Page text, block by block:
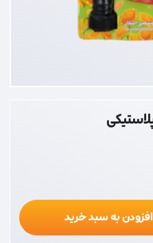
افزودن به سبد خرید